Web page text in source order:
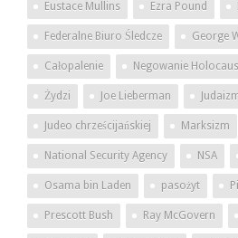
Eustace Mullins Ezra Pound
Federalne Biuro Śledcze George
Całopalenie Negowanie
Żydzi Joe Lieberman
Judeo chrześcijańskiej Marksizm
National Security Agency NSA
Osama bin Laden pasożyt
Prescott Bush Ray McGovern